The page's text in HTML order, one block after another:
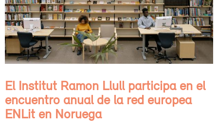
El Institut Ramon Llull participa en el
encuentro anual de la red europea
ENLit en Noruega